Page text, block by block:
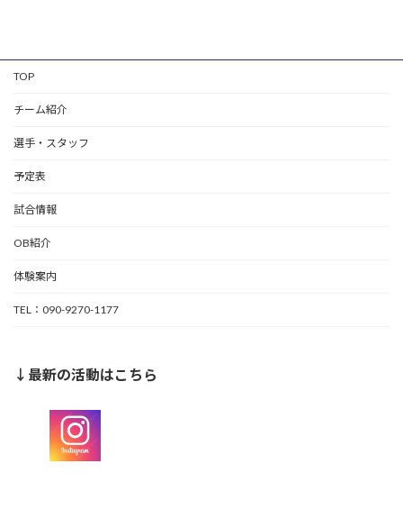
TOP
チーム紹介
選手・スタッフ
予定表
試合情報
OB紹介
体験案内
TEL：090-9270-1177
↓最新の活動はこちら